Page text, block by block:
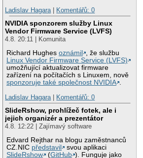
Ladislav Hagara| Komentářů: 0
NVIDIA sponzorem služby Linux
Vendor Firmware Service (LVFS)
4.8. 20:11 | Komunita
Richard Hughesoznámil
, že službu
Linux Vendor Firmware Service (LVFS)
umožňující aktualizovat firmware
zařízení na počítačích s Linuxem, nově
sponzoruje také společnost NVIDIA .
Ladislav Hagara| Komentářů: 0
SlideRshow, prohlížeč fotek, ale i
jejich organizér a prezentátor
4.8. 12:22 | Zajímavý software
Edvard Rejthar na blogu zaměstnanců
CZ.NIC představil
svou aplikaci
SlideRshow
(GitHub ). Funguje jako